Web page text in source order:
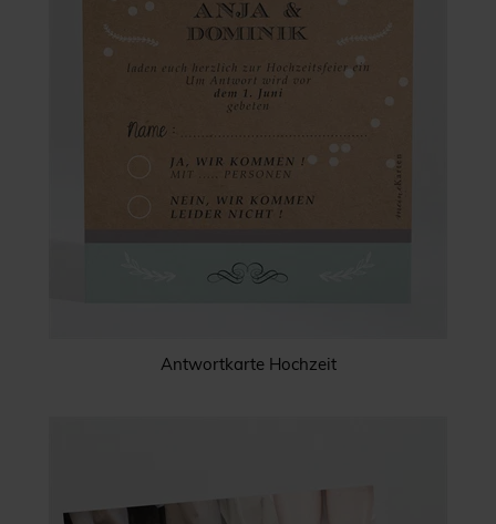
Antwortkarte Hochzeit